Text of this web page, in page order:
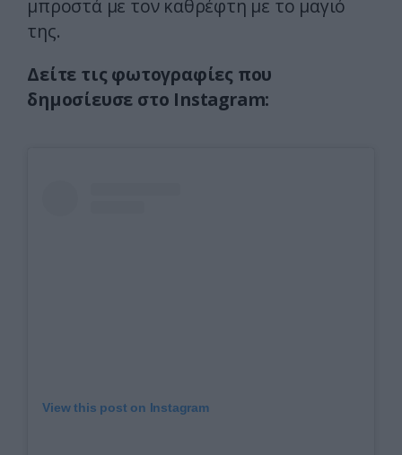
μπροστά με τον καθρέφτη με το μαγιό
της.
Δείτε τις φωτογραφίες που
δημοσίευσε στο Instagram:
View this post on Instagram